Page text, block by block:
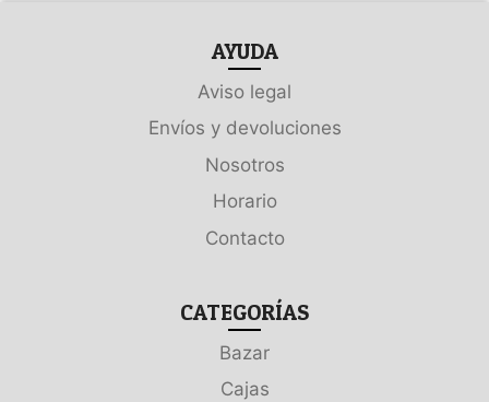
AYUDA
Aviso legal
Envíos y devoluciones
Nosotros
Horario
Contacto
CATEGORÍAS
Bazar
Cajas